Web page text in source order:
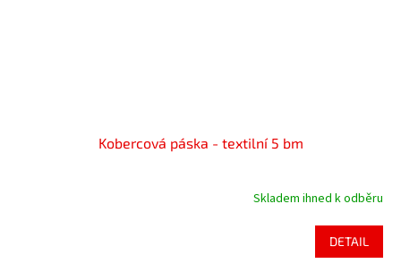
Kobercová páska - textilní 5 bm
Skladem ihned k odběru
DETAIL